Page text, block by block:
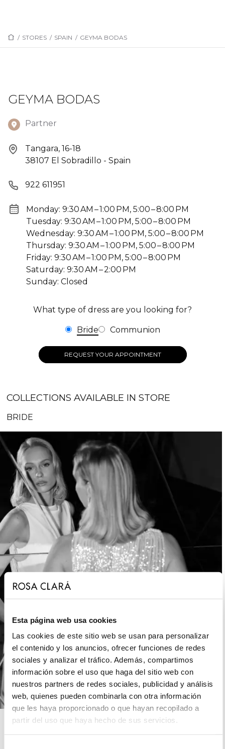
Esta página web usa cookies
Las cookies de este sitio web se usan para personalizar
el contenido y los anuncios, ofrecer funciones de redes
sociales y analizar el tráfico. Además, compartimos
información sobre el uso que haga del sitio web con
nuestros partners de redes sociales, publicidad y análisis
web, quienes pueden combinarla con otra información
que les haya proporcionado o que hayan recopilado a
partir del uso que haya hecho de sus servicios.
/ STORES / SPAIN / GEYMA BODAS
GEYMA BODAS
Partner
Tangara, 16-18
38107 El Sobradillo - Spain
922 611951
Monday: 9:30 AM – 1:00 PM, 5:00 – 8:00 PM
Tuesday: 9:30 AM – 1:00 PM, 5:00 – 8:00 PM
Wednesday: 9:30 AM – 1:00 PM, 5:00 – 8:00 PM
Thursday: 9:30 AM – 1:00 PM, 5:00 – 8:00 PM
Friday: 9:30 AM – 1:00 PM, 5:00 – 8:00 PM
Saturday: 9:30 AM – 2:00 PM
Sunday: Closed
What type of dress are you looking for?
Bride Communion
REQUEST YOUR APPOINTMENT
COLLECTIONS AVAILABLE IN STORE
BRIDE
ROSA CLARÁ GATSBY